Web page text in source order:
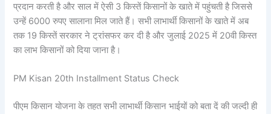
प्रदान करती है और साल में ऐसी 3 किस्तें किसानों के खाते में पहुंचती है जिससे
उन्हें 6000 रुपए सालाना मिल जाते हैं। सभी लाभार्थी किसानों के खाते में अब
तक 19 किस्तें सरकार ने ट्रांसफर कर दी है और जुलाई 2025 में 20वी किस्त
का लाभ किसानों को दिया जाना है।
PM Kisan 20th Installment Status Check
पीएम किसान योजना के तहत सभी लाभार्थी किसान भाईयों को बता दें की जल्दी ही